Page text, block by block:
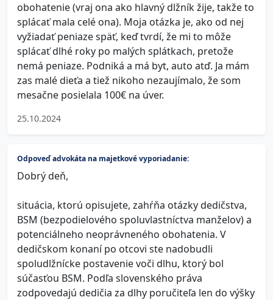
obohatenie (vraj ona ako hlavný dlžník žije, takže to
splácať mala celé ona). Moja otázka je, ako od nej
vyžiadať peniaze späť, keď tvrdí, že mi to môže
splácať dlhé roky po malých splátkach, pretože
nemá peniaze. Podniká a má byt, auto atď. Ja mám
zas malé dieťa a tiež nikoho nezaujímalo, že som
mesačne posielala 100€ na úver.
25.10.2024
Odpoveď advokáta na majetkové vyporiadanie:
Dobrý deň,
situácia, ktorú opisujete, zahŕňa otázky dedičstva,
BSM (bezpodielového spoluvlastníctva manželov) a
potenciálneho neoprávneného obohatenia. V
dedičskom konaní po otcovi ste nadobudli
spoludlžnícke postavenie voči dlhu, ktorý bol
súčasťou BSM. Podľa slovenského práva
zodpovedajú dedičia za dlhy poručiteľa len do výšky